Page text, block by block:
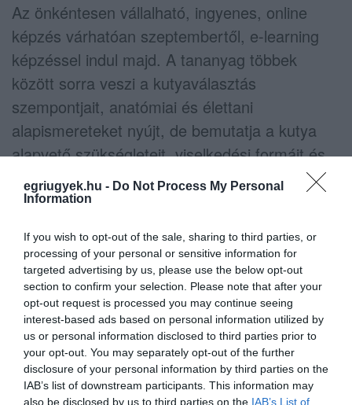
egriugyek.hu - Do Not Process My Personal
Information
If you wish to opt-out of the sale, sharing to third parties, or
processing of your personal or sensitive information for
targeted advertising by us, please use the below opt-out
section to confirm your selection. Please note that after your
opt-out request is processed you may continue seeing
interest-based ads based on personal information utilized by
us or personal information disclosed to third parties prior to
your opt-out. You may separately opt-out of the further
disclosure of your personal information by third parties on the
IAB’s list of downstream participants. This information may
also be disclosed by us to third parties on the IAB’s List of
Az önkéntesen vállalható, ingyenes, online
képzés várhatóan szeptembertől, e-learning
képzéssel indul majd. A tananyag többek
között sorra veszi a kutyaválasztás
szempontjait, anatómiai és élettani
alapismereteket nyújt, de bemutatja a kutya
alapvető szükségleteit, viselkedési formáit és
viselkedési problémáit, valamint a kutyatartás
jogi szabályozását is. A kezdeti elméleti anyag
bővülne majd, távlati cél pedig, hogy teljesítése
kötelező előfeltétele legyen a
kutyavásárlásnak, illetve az
örökbefogadásnak.
A Gazdijogsi program létrehozásában többek
közt az Agrárminisztérium, az